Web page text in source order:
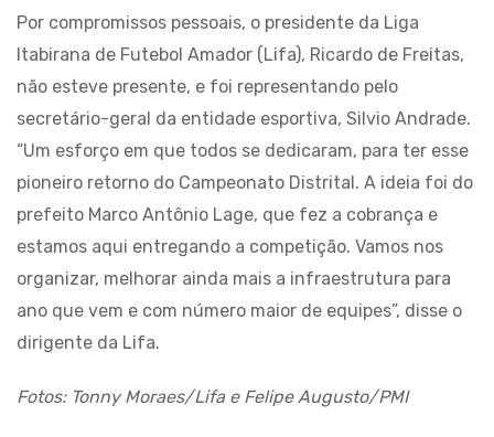
Por compromissos pessoais, o presidente da Liga
Itabirana de Futebol Amador (Lifa), Ricardo de Freitas,
não esteve presente, e foi representando pelo
secretário-geral da entidade esportiva, Silvio Andrade.
“Um esforço em que todos se dedicaram, para ter esse
pioneiro retorno do Campeonato Distrital. A ideia foi do
prefeito Marco Antônio Lage, que fez a cobrança e
estamos aqui entregando a competição. Vamos nos
organizar, melhorar ainda mais a infraestrutura para
ano que vem e com número maior de equipes”, disse o
dirigente da Lifa.
Fotos: Tonny Moraes/Lifa e Felipe Augusto/PMI